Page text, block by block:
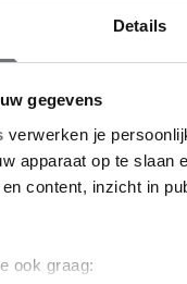
Details
gegevens
verwerken je
apparaat op te slaan
content, inzicht in
ook graag: